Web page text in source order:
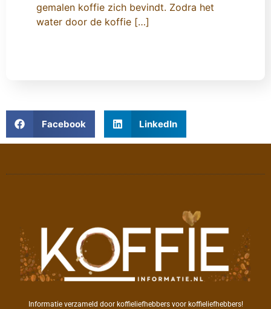
gemalen koffie zich bevindt. Zodra het
water door de koffie […]
Facebook LinkedIn
Informatie verzameld door koffieliefhebbers voor koffieliefhebbers!